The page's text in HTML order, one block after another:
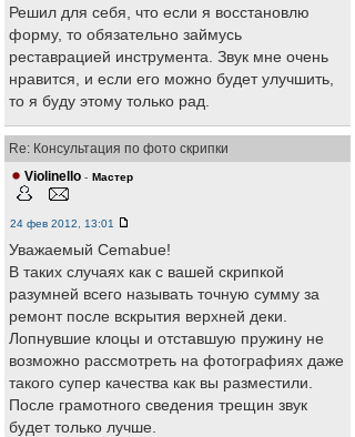
Решил для себя, что если я восстановлю
форму, то обязательно займусь
реставрацией инструмента. Звук мне очень
нравится, и если его можно будет улучшить,
то я буду этому только рад.
Re: Консультация по фото скрипки
Violinello - Мастер
24 фев 2012, 13:01
Уважаемый Сemabue!
В таких случаях как с вашей скрипкой
разумней всего называть точную сумму за
ремонт после вскрытия верхней деки.
Лопнувшие клоцы и отставшую пружину не
возможно рассмотреть на фотографиях даже
такого супер качества как вы разместили.
После грамотного сведения трещин звук
будет только лучше.